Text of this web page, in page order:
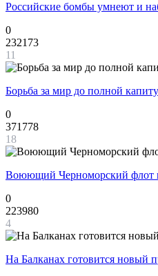
Российские бомбы умнеют и
0
232173
11
Борьба за мир до полной
0
371778
18
Воюющий Черноморский флот
0
223980
4
На Балканах готовится новый